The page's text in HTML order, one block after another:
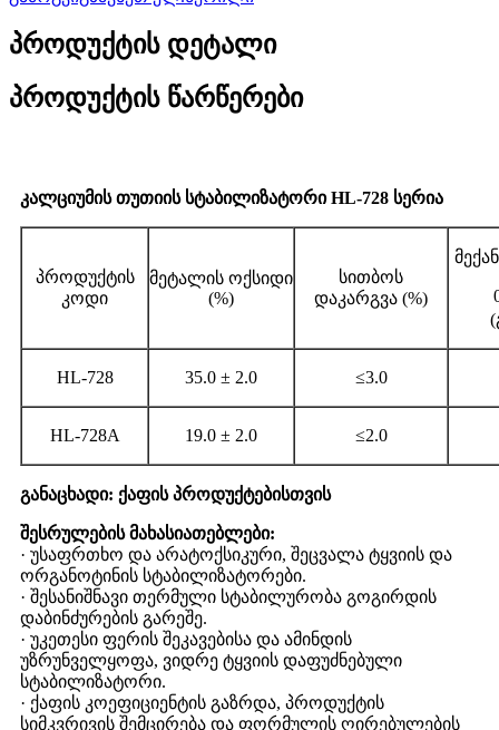
პროდუქტის დეტალი
პროდუქტის წარწერები
კალციუმის თუთიის სტაბილიზატორი HL-728 სერია
პროდუქტის
კოდი
მეტალის ოქსიდი
(%)
სითბოს
დაკარგვა (%)
HL-728 35.0 ± 2.0 ≤3.0
HL-728A 19.0 ± 2.0 ≤2.0
განაცხადი: ქაფის პროდუქტებისთვის
შესრულების მახასიათებლები:
· უსაფრთხო და არატოქსიკური, შეცვალა ტყვიის და
ორგანოტინის სტაბილიზატორები.
· შესანიშნავი თერმული სტაბილურობა გოგირდის
დაბინძურების გარეშე.
· უკეთესი ფერის შეკავებისა და ამინდის
უზრუნველყოფა, ვიდრე ტყვიის დაფუძნებული
სტაბილიზატორი.
· ქაფის კოეფიციენტის გაზრდა, პროდუქტის
სიმკვრივის შემცირება და ფორმულის ღირებულების